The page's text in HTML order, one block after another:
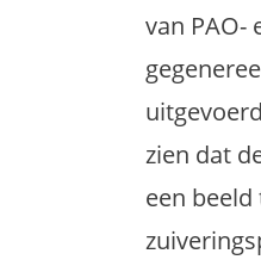
van PAO-
zien dat
een